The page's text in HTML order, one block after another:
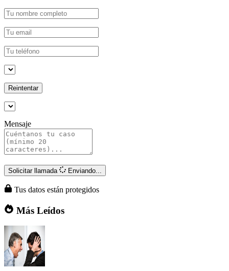
Reintentar
Mensaje
Solicitar llamada Enviando...
Tus datos están protegidos
Más Leídos